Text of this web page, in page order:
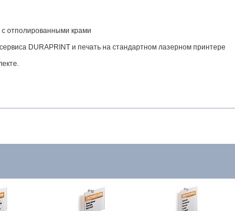
с отполированными крами
DURAPRINT и печать на стандартном лазерном принтере